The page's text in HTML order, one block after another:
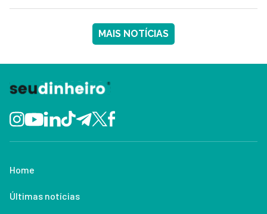
MAIS NOTÍCIAS
Home
Últimas notícias